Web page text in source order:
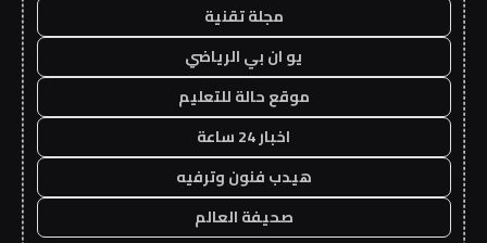
مجلة تقنية
يو ان بي الرياضي
موقع حالة للتعليم
اخبار 24 ساعة
هيدب فنون وترفيه
صحيفة العالم